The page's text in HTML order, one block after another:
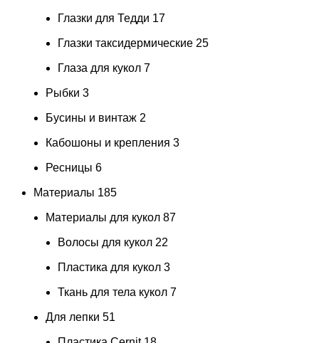
Глазки для Тедди 17
Глазки таксидермические 25
Глаза для кукол 7
Рыбки 3
Бусины и винтаж 2
Кабошоны и крепления 3
Ресницы 6
Материалы 185
Материалы для кукол 87
Волосы для кукол 22
Пластика для кукол 3
Ткань для тела кукол 7
Для лепки 51